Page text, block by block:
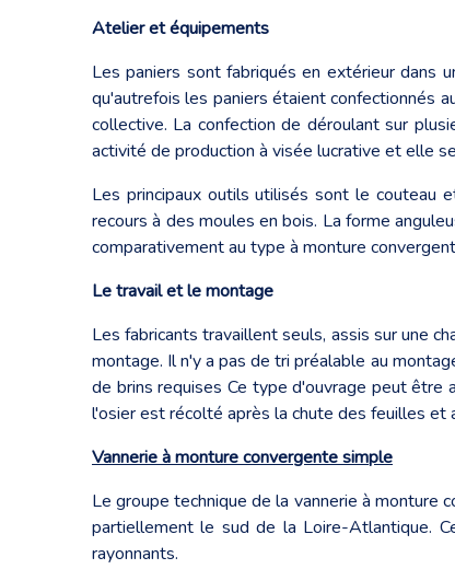
Atelier et équipements
Les paniers sont fabriqués en extérieur dans
qu'autrefois les paniers étaient confectionnés
collective. La confection de déroulant sur
activité de production à visée lucrative et elle
Les principaux outils utilisés sont le couteau
recours à des moules en bois. La forme
comparativement au type à monture
Le travail et le montage
Les fabricants travaillent seuls, assis sur une
montage. Il n'y a pas de tri préalable au
de brins requises Ce type d'ouvrage peut être
l'osier est récolté après la chute des feuilles et
Vannerie à monture convergente simple
Le groupe technique de la vannerie à
partiellement le sud de la Loire-Atlantique.
rayonnants.